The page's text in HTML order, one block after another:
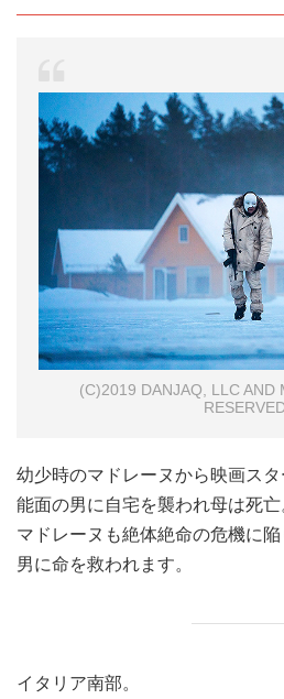
(C)2019 DANJAQ, LLC AND
幼少時のマドレーヌから映画スタ
能面の男に自宅を襲われ母は死亡
マドレーヌも絶体絶命の危機に
男に命を救われます。
イタリア南部。